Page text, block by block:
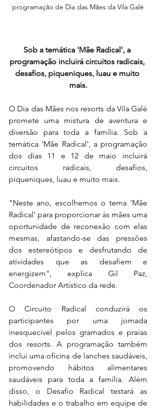
programação de Dia das Mães da Vila Galé
Sob a temática 'Mãe Radical', a
programação incluirá circuitos radicais,
desafios, piqueniques, luau e muito
mais.
O Dia das Mães nos resorts da Vila Galé
promete uma mistura de aventura e
diversão para toda a família. Sob a
temática 'Mãe Radical', a programação
dos dias 11 e 12 de maio incluirá
circuitos radicais, desafios,
piqueniques, luau e muito mais.
"Neste ano, escolhemos o tema 'Mãe
Radical' para proporcionar às mães uma
oportunidade de reconexão com elas
mesmas, afastando-se das pressões
dos estereótipos e desfrutando de
atividades que as desafiem e
energizem", explica Gil Paz,
Coordenador Artístico da rede.
O Circuito Radical conduzirá os
participantes por uma jornada
inesquecível pelos gramados e praias
dos resorts. A programação também
inclui uma oficina de lanches saudáveis,
promovendo hábitos alimentares
saudáveis para toda a família. Além
disso, o Desafio Radical testará as
habilidades e o trabalho em equipe de